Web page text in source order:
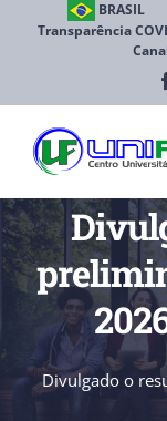
BRASIL
Transparência
Divulgado o